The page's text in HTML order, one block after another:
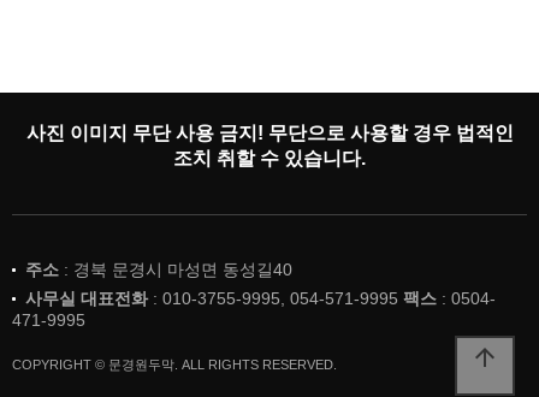
사진 이미지 무단 사용 금지! 무단으로 사용할 경우 법적인
조치 취할 수 있습니다.
주소 : 경북 문경시 마성면 동성길40
사무실 대표전화: 010-3755-9995, 054-571-9995 팩스 : 0504-
471-9995
COPYRIGHT © 문경원두막. ALL RIGHTS RESERVED. arrow_upward